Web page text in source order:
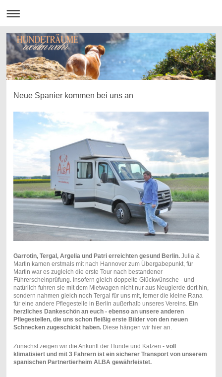
Neue Spanier kommen bei uns an
Garrotin, Tergal, Argelia und Patri erreichten gesund Berlin.Julia &
Martin kamen erstmals mit nach Hannover zum Übergabepunkt, für
Martin war es zugleich die erste Tour nach bestandener
Führerscheinprüfung. Insofern gleich doppelte Glückwünsche - und
natürlich fuhren sie mit dem Mietwagen nicht nur aus Neugierde dort hin,
sondern nahmen gleich noch Tergal für uns mit, ferner die kleine Rana
für eine andere Pflegestelle in Berlin außerhalb unseres Vereins. Ein
herzliches Dankeschön an euch - ebenso an unsere anderen
Pflegestellen, die uns schon fleißig erste Bilder von den neuen
Schnecken zugeschickt haben.Diese hängen wir hier an.
Zunächst zeigen wir die Ankunft der Hunde und Katzen - voll
klimatisiert und mit 3 Fahrern ist ein sicherer Transport von unserem
spanischen Partnertierheim ALBA gewährleistet.